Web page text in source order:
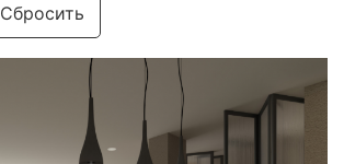
Сбросить